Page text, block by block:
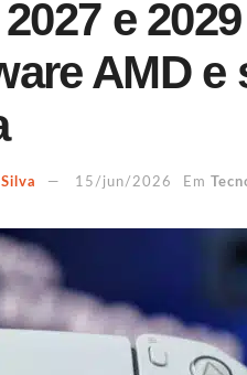
e
AMD
15/jun/2026 Em